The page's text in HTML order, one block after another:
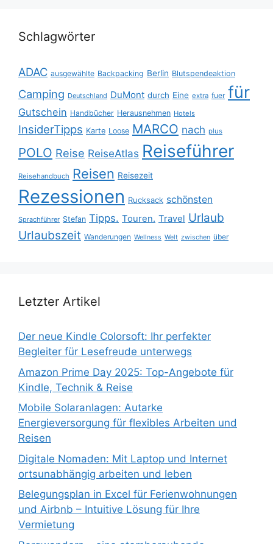
Schlagwörter
ADAC ausgewählte Backpacking Berlin Blutspendeaktion
Camping Deutschland DuMont durch Eine extra fuer für
Gutschein Handbücher Herausnehmen Hotels
InsiderTipps Karte Loose MARCO nach plus
POLO Reise ReiseAtlas Reiseführer
Reisehandbuch Reisen Reisezeit
Rezessionen Rucksack schönsten
Sprachführer Stefan Tipps. Touren. Travel Urlaub
Urlaubszeit Wanderungen Wellness Welt zwischen über
Letzter Artikel
Der neue Kindle Colorsoft: Ihr perfekter
Begleiter für Lesefreude unterwegs
Amazon Prime Day 2025: Top-Angebote für
Kindle, Technik & Reise
Mobile Solaranlagen: Autarke
Energieversorgung für flexibles Arbeiten und
Reisen
Digitale Nomaden: Mit Laptop und Internet
ortsunabhängig arbeiten und leben
Belegungsplan in Excel für Ferienwohnungen
und Airbnb – Intuitive Lösung für Ihre
Vermietung